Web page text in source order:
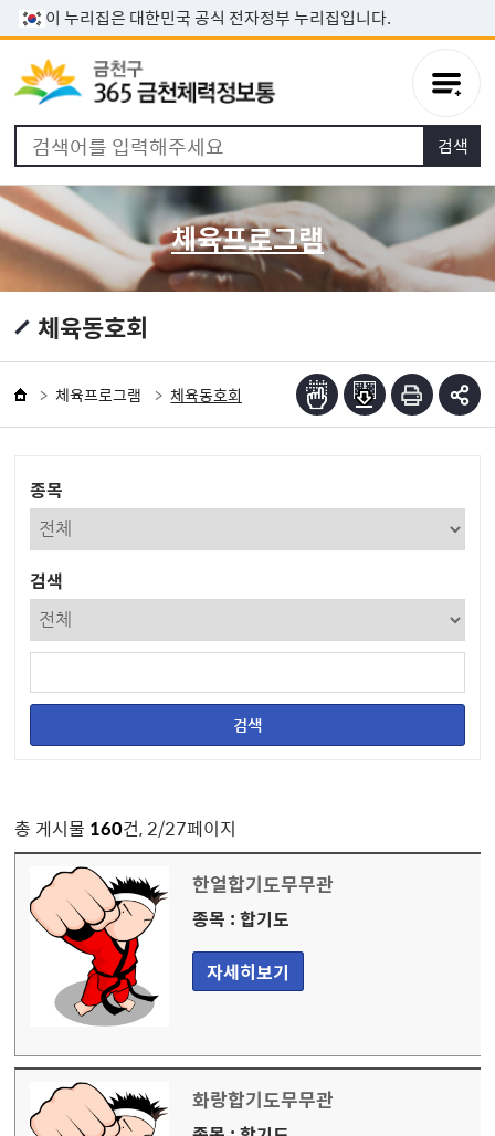
본문 바로가기
이 누리집은 대한민국 공식 전자정부 누리집입니다.
체육프로그램
체육동호회
체육프로그램 체육동호회
종목
검색
총 게시물 160건, 2/27페이지
한얼합기도무무관
종목 : 합기도
자세히보기
화랑합기도무무관